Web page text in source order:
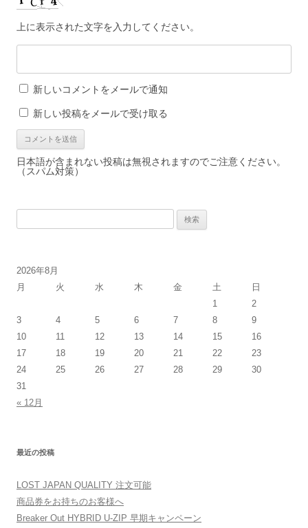
上に表示された文字を入力してください。
新しいコメントをメールで通知
新しい投稿をメールで受け取る
日本語が含まれない投稿は無視されますのでご注意ください。
（スパム対策）
2026年8月
月
火 水 木 金 土
日
1
2
3
4 5 6 7 8
9
10
11 12 13 14 15
16
17
18 19 20 21 22
23
24
25 26 27 28 29
30
31
« 12月
最近の投稿
LOST JAPAN QUALITY 注文可能
商品券をお持ちのお客様へ
Breaker Out HYBRID U-ZIP 早期キャンペーン